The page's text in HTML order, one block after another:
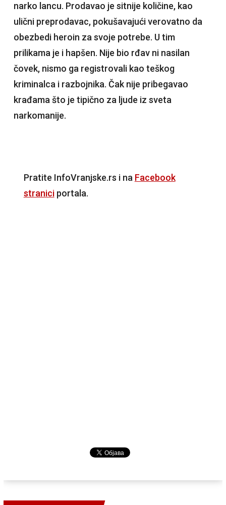
narko lancu. Prodavao je sitnije količine, kao
ulični preprodavac, pokušavajući verovatno da
obezbedi heroin za svoje potrebe. U tim
prilikama je i hapšen. Nije bio rđav ni nasilan
čovek, nismo ga registrovali kao teškog
kriminalca i razbojnika. Čak nije pribegavao
krađama što je tipično za ljude iz sveta
narkomanije.
Pratite InfoVranjske.rs i na Facebook
straniciportala.